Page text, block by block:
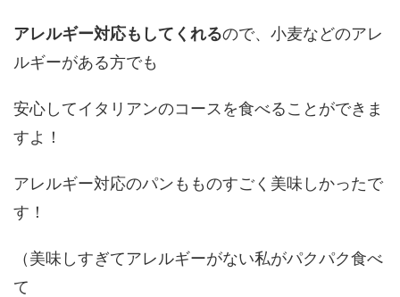
アレルギー対応もしてくれるので、小麦などのアレ
ルギーがある方でも
安心してイタリアンのコースを食べることができま
すよ！
アレルギー対応のパンもものすごく美味しかったで
す！
（美味しすぎてアレルギーがない私がパクパク食べ
て